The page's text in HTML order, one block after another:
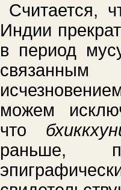
Считается,
Индии
в период
можем
что
раньше,